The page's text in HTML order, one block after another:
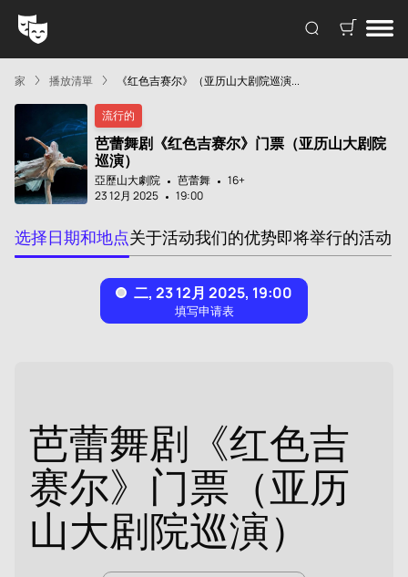
家 播放清單 《红色吉赛尔》（亚历山大剧院巡演...
流行的
芭蕾舞剧《红色吉赛尔》门票（亚历山大剧院
巡演）
亞歷山大劇院 芭蕾舞
16+
23 12月 2025
19:00
选择日期和地点关于活动我们的优势即将举行的活动
芭蕾舞剧《红色吉
赛尔》门票（亚历
山大剧院巡演）